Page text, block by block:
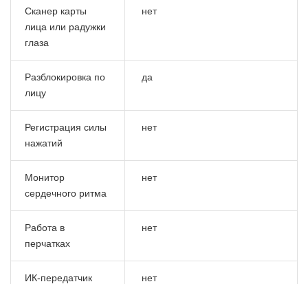
Сканер карты
лица или радужки
глаза
нет
Разблокировка по
лицу
да
Регистрация силы
нажатий
нет
Монитор
сердечного ритма
нет
Работа в
перчатках
нет
ИК-передатчик нет